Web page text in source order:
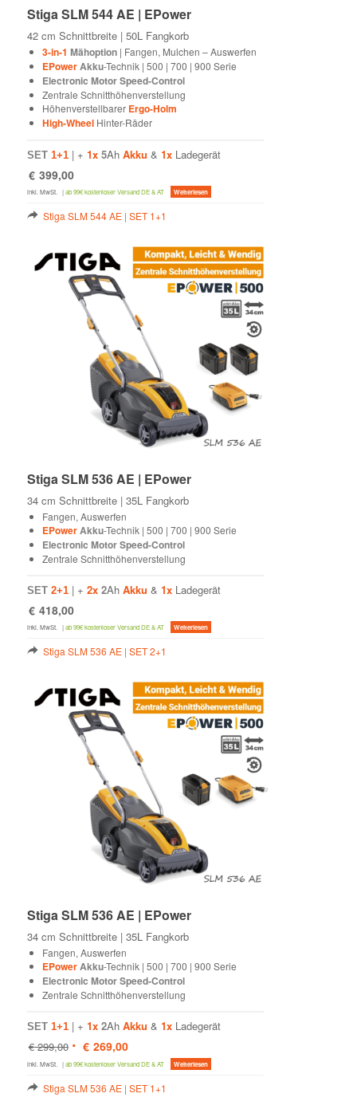
Stiga SLM 544 AE | EPower
42 cm Schnittbreite | 50L Fangkorb
3-in-1 Mähoption| Fangen, Mulchen – Auswerfen
EPowerAkku-Technik | 500 | 700 | 900 Serie
Electronic Motor Speed-Control
Zentrale Schnitthöhenverstellung
Höhenverstellbarer Ergo-Holm
High-WheelHinter-Räder
SET 1+1| + 1x 5Ah Akku & 1xLadegerät
€ 399,00
inkl. MwSt. |ab 99€ kostenloser Versand DE & AT Weiterlesen
Stiga SLM 544 AE | SET 1+1
Stiga SLM 536 AE | EPower
34 cm Schnittbreite | 35L Fangkorb
Fangen, Auswerfen
EPowerAkku-Technik | 500 | 700 | 900 Serie
Electronic Motor Speed-Control
Zentrale Schnitthöhenverstellung
SET 2+1| + 2x 2Ah Akku & 1xLadegerät
€ 418,00
inkl. MwSt. |ab 99€ kostenloser Versand DE & AT Weiterlesen
Stiga SLM 536 AE | SET 2+1
Stiga SLM 536 AE | EPower
34 cm Schnittbreite | 35L Fangkorb
Fangen, Auswerfen
EPower Akku-Technik | 500 | 700 | 900 Serie
Electronic Motor Speed-Control
Zentrale Schnitthöhenverstellung
SET 1+1| + 1x 2Ah Akku & 1xLadegerät
€299,00 Ursprünglicher
Preis
war:
€ 269,00
ist:
inkl. MwSt. |ab 99€ kostenloser Versand DE & AT Weiterlesen
Stiga SLM 536 AE | SET 1+1